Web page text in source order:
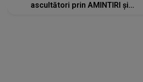
ascultători prin AMINTIRI și